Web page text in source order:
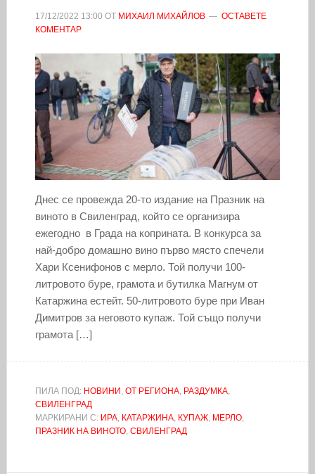
17/12/2022 13:00 ОТ МИХАИЛ МИХАЙЛОВ
ОСТАВЕТЕ
КОМЕНТАР
Днес се провежда 20-то издание на Празник на
виното в Свиленград, който се организира
ежегодно в Града на коприната. В конкурса за
най-добро домашно вино първо място спечели
Хари Ксенифонов с мерло. Той получи 100-
литровото буре, грамота и бутилка Магнум от
Катаржина естейт. 50-литровото буре при Иван
Димитров за неговото купаж. Той също получи
грамота […]
ПИЛА ПОД: НОВИНИ , ОТ РЕГИОНА, РАЗДУМКА,
СВИЛЕНГРАД
МАРКИРАНИ С: ИРА, КАТАРЖИНА, КУПАЖ, МЕРЛО,
ПРАЗНИК НА ВИНОТО, СВИЛЕНГРАД